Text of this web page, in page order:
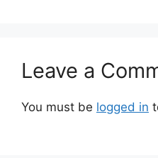
Leave a
You must be logged in